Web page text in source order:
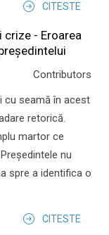
CITESTE
crize - Eroarea
Contributors
cu seamă în acest
retorică.
martor ce
nu
spre a identifica o
CITESTE